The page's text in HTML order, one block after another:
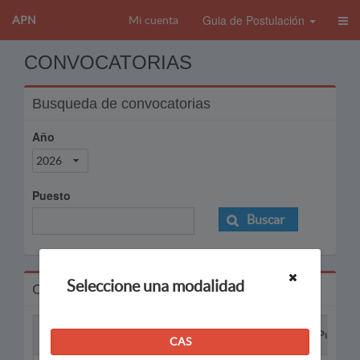
APN Mi cuenta Guia de Postulación
CONVOCATORIAS
Busqueda de convocatorias
Año
2026
Puesto
Buscar
Convocatorias
Puesto
Seleccione una modalidad
CAS